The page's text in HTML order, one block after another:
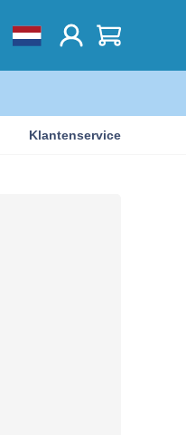
Klantenservice